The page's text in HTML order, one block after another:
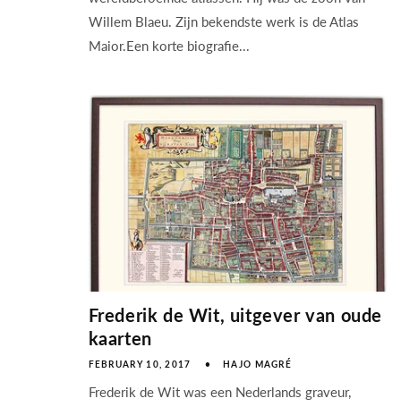
Willem Blaeu. Zijn bekendste werk is de Atlas
Maior.Een korte biografie...
Frederik de Wit, uitgever van oude
kaarten
FEBRUARY 10, 2017 HAJO MAGRÉ
Frederik de Wit was een Nederlands graveur,